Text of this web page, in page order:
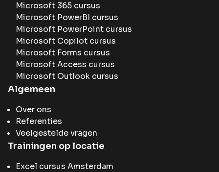
Microsoft 365 cursus
Microsoft PowerBI cursus
Microsoft PowerPoint cursus
Microsoft Copilot cursus
Microsoft Forms cursus
Microsoft Access cursus
Microsoft Outlook cursus
Algemeen
Over ons
Referenties
Veelgestelde vragen
Trainingen op locatie
Excel cursus Amsterdam